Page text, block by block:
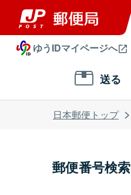
ゆうIDマイページへ
送る
日本郵便トップ
郵便番号検索